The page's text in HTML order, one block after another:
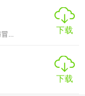
...
下载
下载